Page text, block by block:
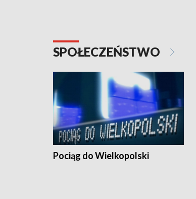
SPOŁECZEŃSTWO
Pociąg do Wielkopolski